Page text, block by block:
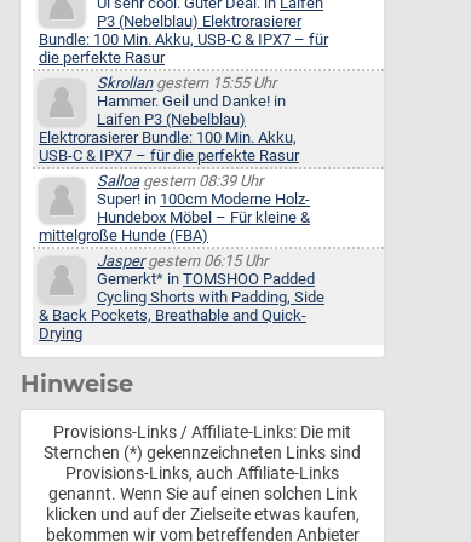
P3 (Nebelblau) Elektrorasierer
Bundle: 100 Min. Akku, USB-C & IPX7 – für
die perfekte Rasur
Skrollangestern 15:55 Uhr
Hammer. Geil und Danke! in
Laifen P3 (Nebelblau)
Elektrorasierer Bundle: 100 Min. Akku,
USB-C & IPX7 – für die perfekte Rasur
Salloagestern 08:39 Uhr
Super! in 100cm Moderne Holz-
Hundebox Möbel – Für kleine &
mittelgroße Hunde (FBA)
Jaspergestern 06:15 Uhr
Gemerkt* in TOMSHOO Padded
Cycling Shorts with Padding, Side
& Back Pockets, Breathable and Quick-
Drying
Hinweise
Provisions-Links / Affiliate-Links: Die mit
Sternchen (*) gekennzeichneten Links sind
Provisions-Links, auch Affiliate-Links
genannt. Wenn Sie auf einen solchen Link
klicken und auf der Zielseite etwas kaufen,
bekommen wir vom betreffenden Anbieter